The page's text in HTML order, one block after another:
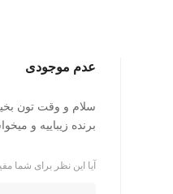
عدم موجودی
سلام و وقت تون
برنده زیباییه و
آیا این نظر برای شما